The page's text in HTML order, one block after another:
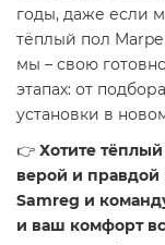
годы, даже если
тёплый пол
мы – свою
этапах: от
установки в
👉 Хотите
верой и
Samreg и
и ваш комфорт